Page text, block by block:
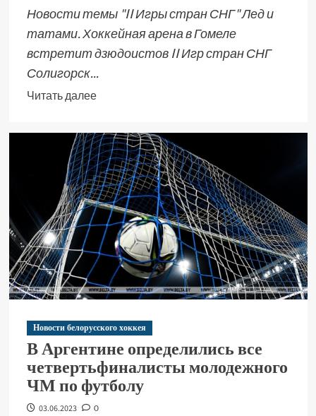
Новости темы "II Игры стран СНГ" Лед и
татами. Хоккейная арена в Гомеле
встретит дзюдоистов II Игр стран СНГ
Солигорск...
Читать далее
Новости белорусского хоккея
В Аргентине определились все
четвертьфиналисты молодежного
ЧМ по футболу
03.06.2023 0